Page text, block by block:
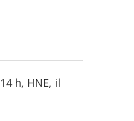
h, HNE, il